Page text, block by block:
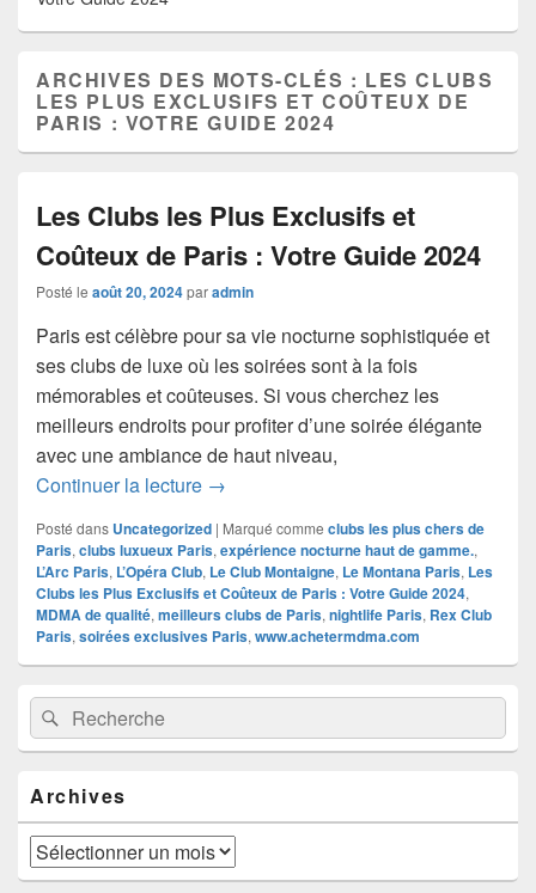
ARCHIVES DES MOTS-CLÉS : LES CLUBS
LES PLUS EXCLUSIFS ET COÛTEUX DE
PARIS : VOTRE GUIDE 2024
Les Clubs les Plus Exclusifs et
Coûteux de Paris : Votre Guide 2024
Posté le août 20, 2024paradmin
Paris est célèbre pour sa vie nocturne sophistiquée et
ses clubs de luxe où les soirées sont à la fois
mémorables et coûteuses. Si vous cherchez les
meilleurs endroits pour profiter d’une soirée élégante
avec une ambiance de haut niveau,
Continuer la lecture Les Clubs les Plus Exclusifs et
→
Posté dans Uncategorized | Marqué comme clubs les plus chers de
Paris, clubs luxueux Paris, expérience nocturne haut de gamme.,
L’Arc Paris, L’Opéra Club, Le Club Montaigne, Le Montana Paris, Les
Clubs les Plus Exclusifs et Coûteux de Paris : Votre Guide 2024,
MDMA de qualité, meilleurs clubs de Paris, nightlife Paris, Rex Club
Paris, soirées exclusives Paris, www.achetermdma.com
Zone
principale
de
widget
barre
latérale
Recherche :Rechercher
Archives
Archives